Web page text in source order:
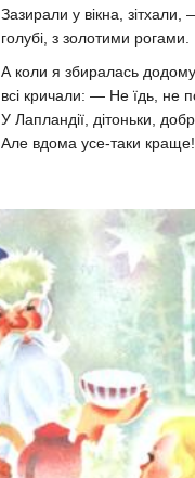
Зазирали у вікна, зітхали,
голубі, з золотими рогами.
А коли я збиралась
всі кричали: — Не їдь, не
У Лапландії, дітоньки,
Але вдома усе-таки краще!